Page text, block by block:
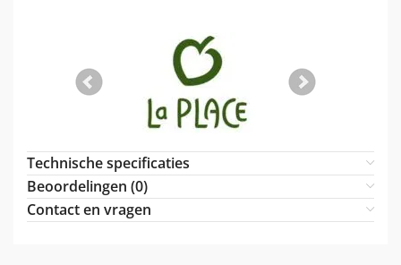
Technische specificaties
Beoordelingen (0)
Contact en vragen